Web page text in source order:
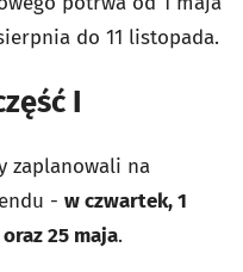
do 11 listopada.
I
zaplanowali na
- w czwartek, 1
oraz 25 maja.